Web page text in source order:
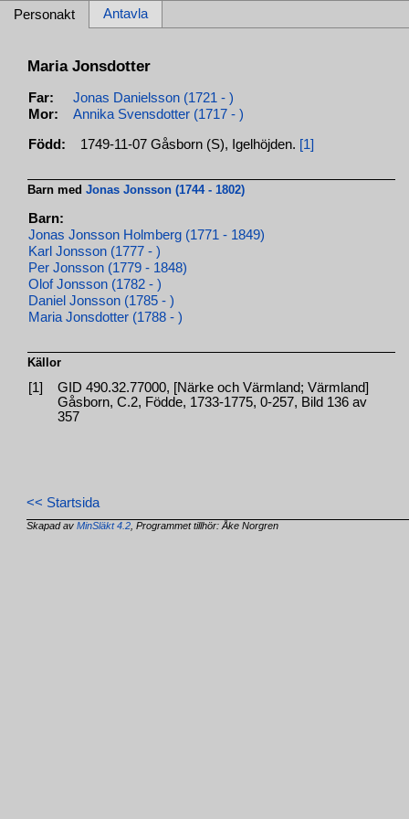
Personakt Antavla
Maria Jonsdotter
Far:
Jonas Danielsson (1721 - )
Mor:
Annika Svensdotter (1717 - )
Född: 1749-11-07 Gåsborn (S), Igelhöjden. [1]
Barn medJonas Jonsson (1744 - 1802)
Barn:
Jonas Jonsson Holmberg (1771 - 1849)
Karl Jonsson (1777 - )
Per Jonsson (1779 - 1848)
Olof Jonsson (1782 - )
Daniel Jonsson (1785 - )
Maria Jonsdotter (1788 - )
Källor
[1]
GID 490.32.77000, [Närke och Värmland; Värmland]
Gåsborn, C.2, Födde, 1733-1775, 0-257, Bild 136 av
357
<< Startsida
Skapad avMinSläkt 4.2 , Programmet tillhör: Åke Norgren